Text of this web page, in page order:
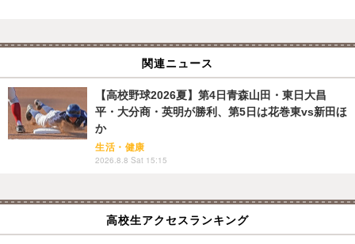
関連ニュース
【高校野球2026夏】第4日青森山田・東日大昌
平・大分商・英明が勝利、第5日は花巻東vs新田ほ
か
生活・健康
2026.8.8 Sat 15:15
高校生アクセスランキング